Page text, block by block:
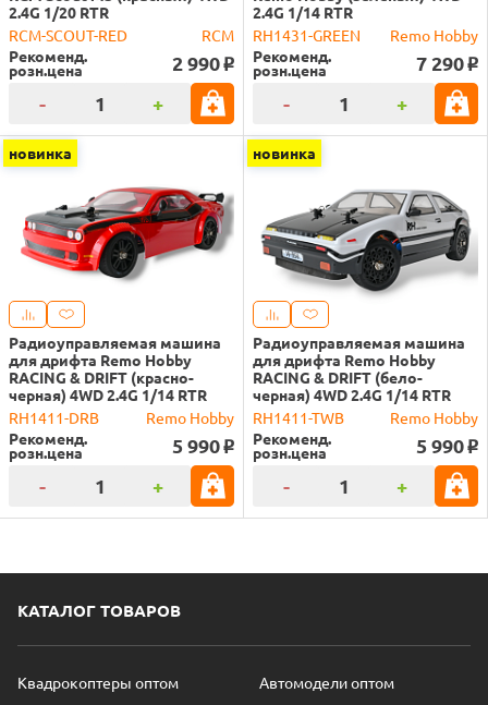
2.4G 1/20 RTR
RCM-SCOUT-RED
RCM
Рекоменд.
розн.цена 2 990 o
- +
2.4G 1/14 RTR
RH1431-GREEN
Remo Hobby
Рекоменд.
розн.цена 7 290 o
- +
новинка
Радиоуправляемая машина
для дрифта Remo Hobby
RACING & DRIFT (красно-
черная) 4WD 2.4G 1/14 RTR
RH1411-DRB
Remo Hobby
Рекоменд.
розн.цена 5 990 o
- +
новинка
Радиоуправляемая машина
для дрифта Remo Hobby
RACING & DRIFT (бело-
черная) 4WD 2.4G 1/14 RTR
RH1411-TWB
Remo Hobby
Рекоменд.
розн.цена 5 990 o
- +
КАТАЛОГ ТОВАРОВ
Квадрокоптеры оптом
Автомодели оптом